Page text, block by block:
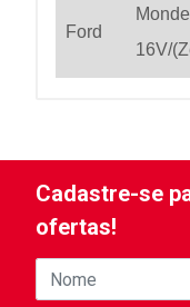
Ford
16V/
Cadastre-se
ofertas!